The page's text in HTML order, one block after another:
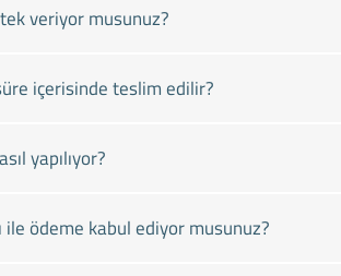
veriyor musunuz?
içerisinde teslim edilir?
yapılıyor?
ile ödeme kabul ediyor musunuz?